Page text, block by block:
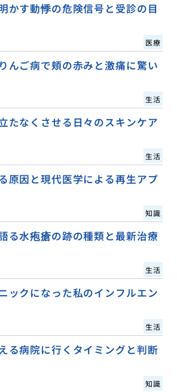
かす動悸の危険信号と受診の目
医療
んご病で頬の赤みと激痛に驚い
生活
たなくさせる日々のスキンケア
生活
原因と現代医学による再生アプ
知識
る水疱瘡の跡の種類と最新治療
生活
ックになった私のインフルエン
生活
る病院に行くタイミングと判断
知識